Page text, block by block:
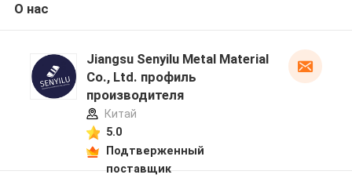
О нас
Jiangsu Senyilu Metal Material
Co., Ltd. профиль
производителя
Китай
5.0
Подтверженный
поставщик